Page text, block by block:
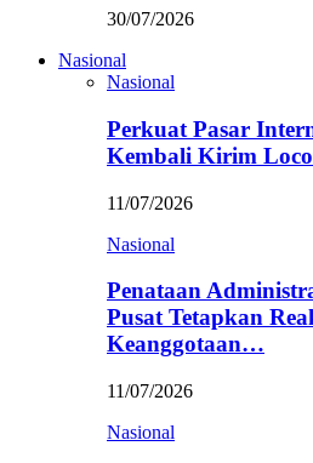
30/07/2026
Nasional
Nasional
Perkuat Pasar
Kembali Kirim
11/07/2026
Nasional
Penataan
Pusat Tetapkan
Keanggotaan…
11/07/2026
Nasional